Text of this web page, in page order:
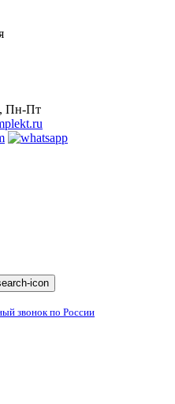
Пн-Пт
звонок по России